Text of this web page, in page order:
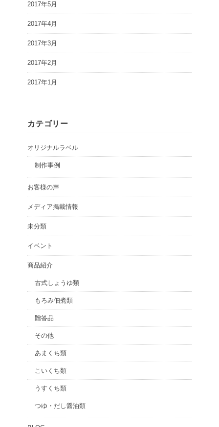
2017年5月
2017年4月
2017年3月
2017年2月
2017年1月
カテゴリー
オリジナルラベル
制作事例
お客様の声
メディア掲載情報
未分類
イベント
商品紹介
古式しょうゆ類
もろみ佃煮類
贈答品
その他
あまくち類
こいくち類
うすくち類
つゆ・だし醤油類